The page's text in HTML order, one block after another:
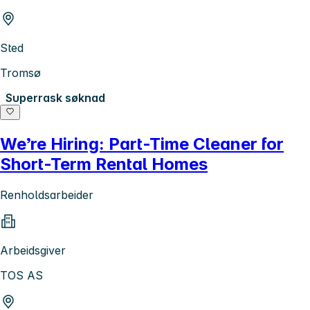
Sted
Tromsø
Superrask søknad
We’re Hiring: Part-Time Cleaner for
Short-Term Rental Homes
Renholdsarbeider
Arbeidsgiver
TOS AS